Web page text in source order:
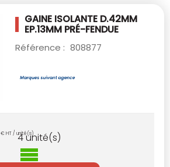
GAINE ISOLANTE D.42MM
EP.13MM PRÉ-FENDUE
Référence : 808877
€ HT / unité(s)
4unité(s)